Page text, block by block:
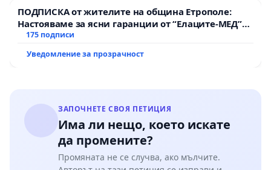
ПОДПИСКА от жителите на община Етрополе:
Настояваме за ясни гаранции от “Елаците-МЕД”
АД и от държавата, че ще се изпълнят всички
175 подписи
Уведомление за прозрачност
ЗАПОЧНЕТЕ СВОЯ ПЕТИЦИЯ
Има ли нещо, което искате
да промените?
Промяната не се случва, ако мълчите.